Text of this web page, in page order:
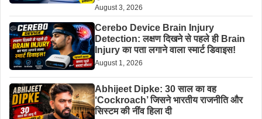
August 3, 2026
Cerebo Device Brain Injury
Detection: लक्षण दिखने से पहले ही Brain
Injury का पता लगाने वाला स्मार्ट डिवाइस!
August 1, 2026
Abhijeet Dipke: 30 साल का वह
‘Cockroach’ जिसने भारतीय राजनीति और
सिस्टम की नींव हिला दी